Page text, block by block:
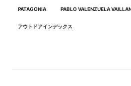
PATAGONIA PABLO VALENZUELA
アウトドアインデックス